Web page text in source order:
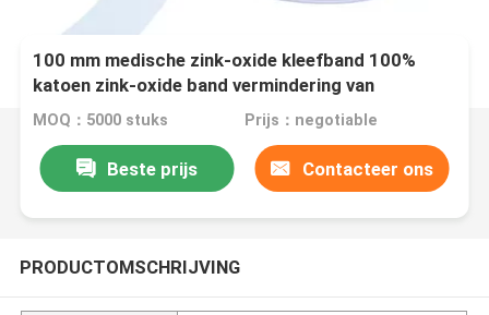
100 mm medische zink-oxide kleefband 100%
katoen zink-oxide band vermindering van
buigzaamheid van gewrichten
MOQ：5000 stuks Prijs：negotiable
Beste prijs Contacteer ons
PRODUCTOMSCHRIJVING